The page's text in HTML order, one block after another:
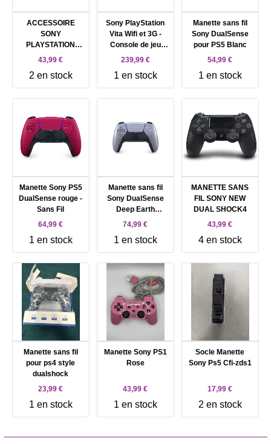
ACCESSOIRE
SONY
PLAYSTATION
CAMERA 2 VR
43,99 €
2 en stock
Sony PlayStation
Vita Wifi et 3G -
Console de jeu
portable - Noir
239,99 €
1 en stock
Manette sans fil
Sony DualSense
pour PS5 Blanc
54,99 €
1 en stock
Manette Sony PS5
DualSense rouge -
Sans Fil
64,99 €
1 en stock
Manette sans fil
Sony DualSense
Deep Earth
Sterling Silver pour
74,99 €
1 en stock
MANETTE SANS
FIL SONY NEW
DUAL SHOCK4
43,99 €
4 en stock
Manette sans fil
pour ps4 style
dualshock
23,99 €
1 en stock
Manette Sony PS1
Rose
43,99 €
1 en stock
Socle Manette
Sony Ps5 Cfi-zds1
17,99 €
2 en stock